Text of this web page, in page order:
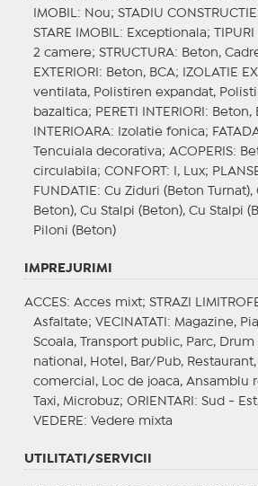
IMOBIL : Nou; STADIU CONSTRUCTIE
STARE IMOBIL : Exceptionala;
2 camere; STRUCTURA: Beton,
EXTERIORI : Beton, BCA; IZOLATIE
ventilata, Polistiren expandat,
bazaltica; PERETI INTERIORI : Beton,
INTERIOARA: Izolatie fonica;
Tencuiala decorativa; ACOPERIS:
circulabila; CONFORT : I, Lux;
FUNDATIE : Cu Ziduri (Beton Turnat),
Beton), Cu Stalpi (Beton), Cu Stalpi
Piloni (Beton)
IMPREJURIMI
ACCES: Acces mixt; STRAZI
Asfaltate; VECINATATI : Magazine,
Scoala, Transport public, Parc,
national, Hotel, Bar/Pub,
comercial, Loc de joaca, Ansamblu
Taxi, Microbuz; ORIENTARI : Sud -
VEDERE : Vedere mixta
UTILITATI/SERVICII